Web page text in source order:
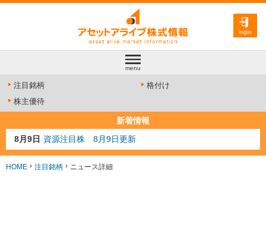
login
menu
注目銘柄
格付け
株主優待
新着情報
8月9日 資源注目株 8月9日更新
8月4日 AI注目株 8月4日更新
8月3日 人気業種注目株 8月3日更新
HOME 注目銘柄 ニュース詳細